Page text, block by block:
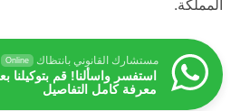
المملكة.
مستشارك القانوني بانتظاك Online
استفسر واسألنا! قم بتوكيلنا
معرفة كامل التفاصيل